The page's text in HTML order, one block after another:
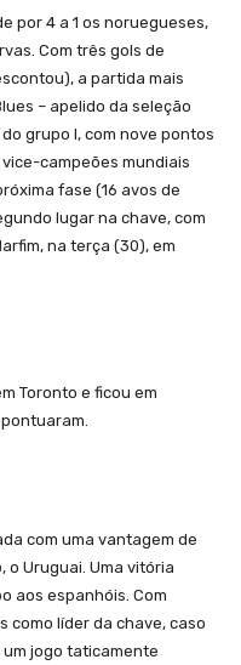
por 4 a 1 os noruegueses,
Com três gols de
a partida mais
– apelido da seleção
grupo I, com nove pontos
campeões mundiais
fase (16 avos de
lugar na chave, com
na terça (30), em
Toronto e ficou em
com uma vantagem de
Uruguai. Uma vitória
aos espanhóis. Com
como líder da chave, caso
jogo taticamente